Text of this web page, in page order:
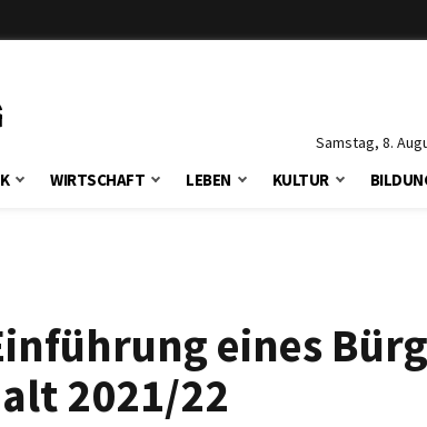
Samstag, 8.
WIRTSCHAFT LEBEN KULTUR
eines
2021/22